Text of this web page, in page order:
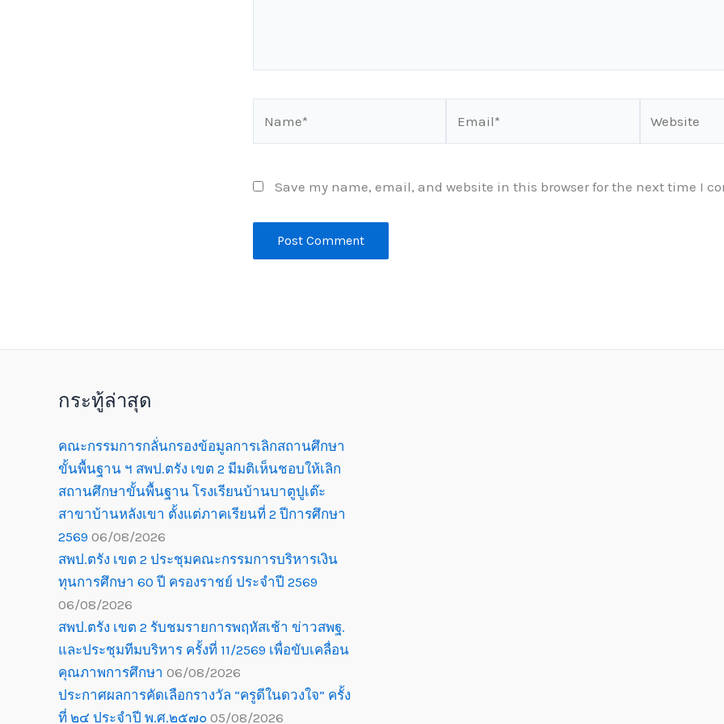
Save my name, email, and website in this browser for the next time I
กระทู้ล่าสุด
คณะกรรมการกลั่นกรองข้อมูลการเลิกสถานศึกษา
ขั้นพื้นฐาน ฯ สพป.ตรัง เขต 2 มีมติเห็นชอบให้เลิก
สถานศึกษาขั้นพื้นฐาน โรงเรียนบ้านบาตูปูเต๊ะ
สาขาบ้านหลังเขา ตั้งแต่ภาคเรียนที่ 2 ปีการศึกษา
2569 06/08/2026
สพป.ตรัง เขต 2 ประชุมคณะกรรมการบริหารเงิน
ทุนการศึกษา 60 ปี ครองราชย์ ประจำปี 2569
06/08/2026
สพป.ตรัง เขต 2 รับชมรายการพฤหัสเช้า ข่าวสพฐ.
และประชุมทีมบริหาร ครั้งที่ 11/2569 เพื่อขับเคลื่อน
คุณภาพการศึกษา 06/08/2026
ประกาศผลการคัดเลือกรางวัล “ครูดีในดวงใจ” ครั้ง
ที่ ๒๔ ประจำปี พ.ศ.๒๕๗๐ 05/08/2026